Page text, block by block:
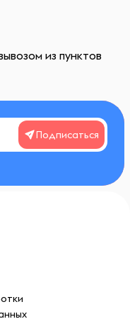
из пунктов
Подписаться